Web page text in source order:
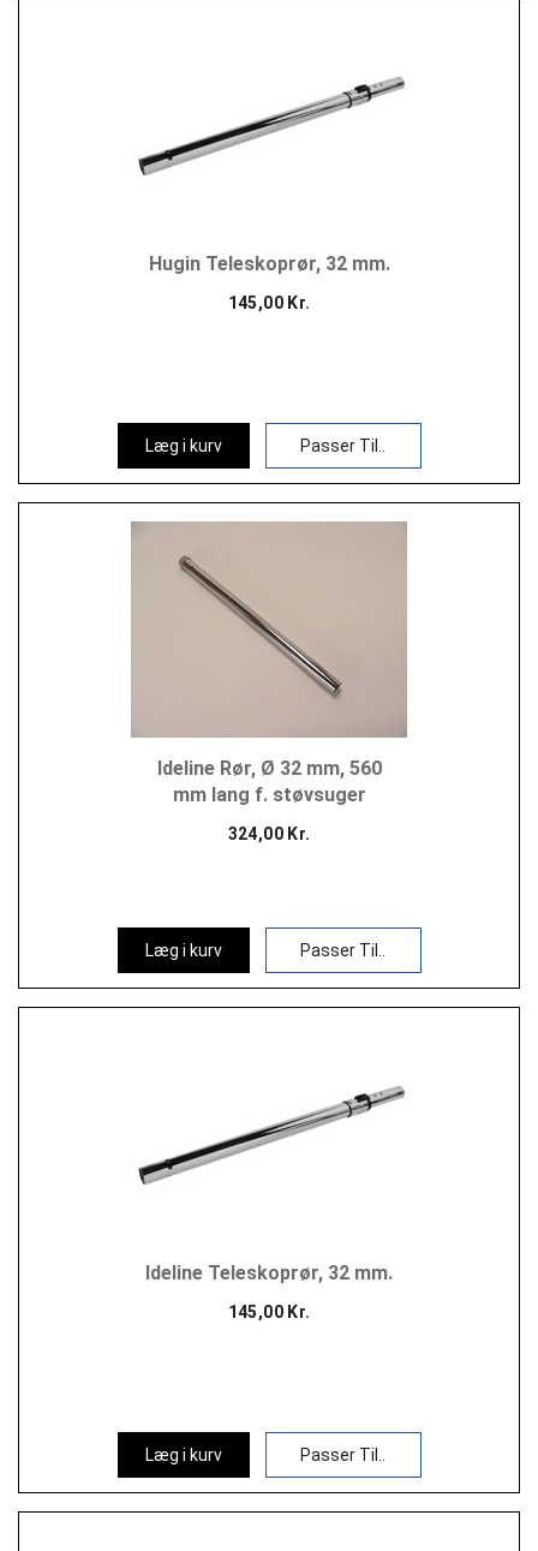
Hugin Teleskoprør, 32 mm.
145,00 Kr.
Læg i kurv Passer Til..
Ideline Rør, Ø 32 mm, 560
mm lang f. støvsuger
324,00 Kr.
Læg i kurv Passer Til..
Ideline Teleskoprør, 32 mm.
145,00 Kr.
Læg i kurv Passer Til..